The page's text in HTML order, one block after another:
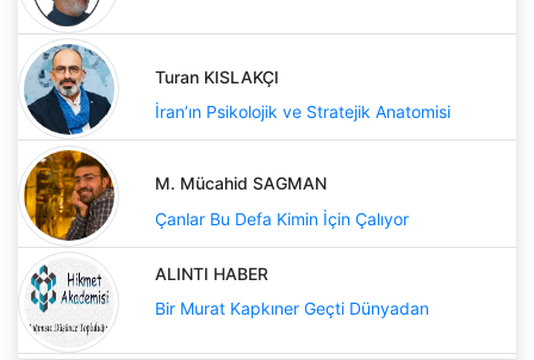
Turan KISLAKÇI
İran’ın Psikolojik ve Stratejik Anatomisi
M. Mücahid SAGMAN
Çanlar Bu Defa Kimin İçin Çalıyor
ALINTI HABER
Bir Murat Kapkıner Geçti Dünyadan